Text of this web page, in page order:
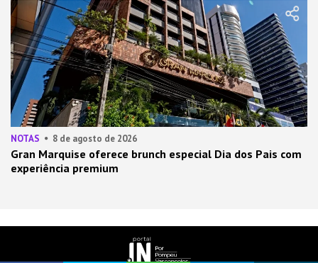
NOTAS 8 de agosto de 2026
Gran Marquise oferece brunch especial Dia dos Pais com
experiência premium